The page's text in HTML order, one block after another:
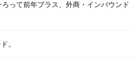
ろって前年プラス、外商・インバウンド
。